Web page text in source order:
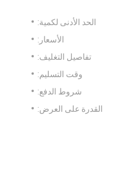
الحد الأدنى لكمية:
الأسعار:
تفاصيل التغليف:
وقت التسليم:
شروط الدفع:
القدرة على العرض: